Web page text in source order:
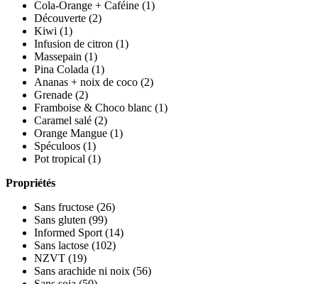
Cola-Orange + Caféine (1)
Découverte (2)
Kiwi (1)
Infusion de citron (1)
Massepain (1)
Pina Colada (1)
Ananas + noix de coco (2)
Grenade (2)
Framboise & Choco blanc (1)
Caramel salé (2)
Orange Mangue (1)
Spéculoos (1)
Pot tropical (1)
Propriétés
Sans fructose (26)
Sans gluten (99)
Informed Sport (14)
Sans lactose (102)
NZVT (19)
Sans arachide ni noix (56)